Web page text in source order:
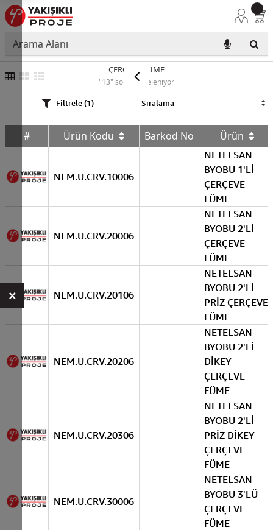
ÇERÇEVE FÜME
"13" sonuç listeleniyor
Filtrele (1)
# Ürün Kodu Barkod No Ürün
NEM.U.CRV.10006
NETELSAN
BYOBU 1'Lİ
ÇERÇEVE
FÜME
NEM.U.CRV.20006
NETELSAN
BYOBU 2'Lİ
ÇERÇEVE
FÜME
NEM.U.CRV.20106
NETELSAN
BYOBU 2'Lİ
PRİZ ÇERÇEVE
FÜME
NEM.U.CRV.20206
NETELSAN
BYOBU 2'Lİ
DİKEY
ÇERÇEVE
FÜME
NEM.U.CRV.20306
NETELSAN
BYOBU 2'Lİ
PRİZ DİKEY
ÇERÇEVE
FÜME
NEM.U.CRV.30006
NETELSAN
BYOBU 3'LÜ
ÇERÇEVE
FÜME
×